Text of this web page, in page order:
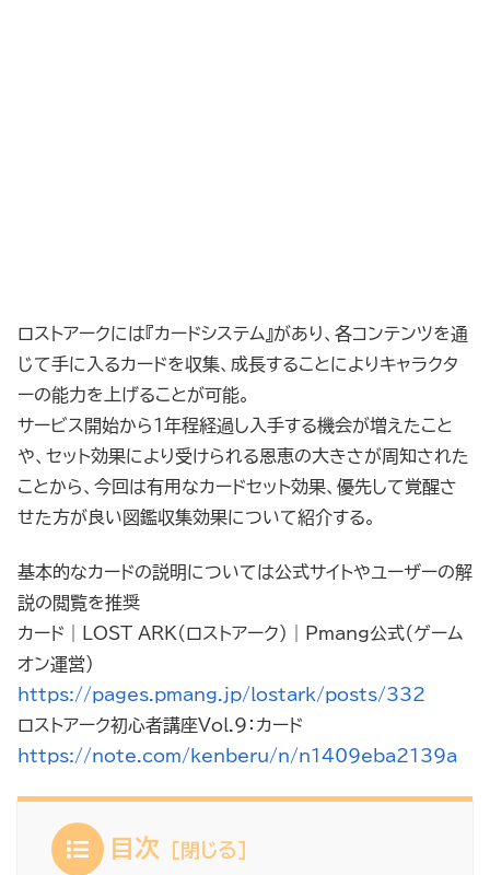
ロストアークには『カードシステム』があり、各コンテンツを通
じて手に入るカードを収集、成長することによりキャラクタ
ーの能力を上げることが可能。
サービス開始から1年程経過し入手する機会が増えたこと
や、セット効果により受けられる恩恵の大きさが周知された
ことから、今回は有用なカードセット効果、優先して覚醒さ
せた方が良い図鑑収集効果について紹介する。
基本的なカードの説明については公式サイトやユーザーの解
説の閲覧を推奨
カード｜LOST ARK(ロストアーク)｜Pmang公式（ゲーム
オン運営）
https://pages.pmang.jp/lostark/posts/332
ロストアーク初心者講座Vol.9：カード
https://note.com/kenberu/n/n1409eba2139a
目次